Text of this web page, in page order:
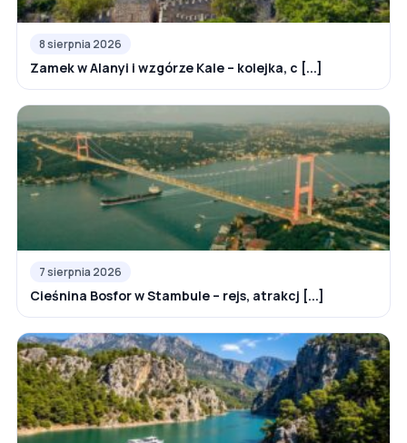
8 sierpnia 2026
Zamek w Alanyi i wzgórze Kale – kolejka, c [...]
7 sierpnia 2026
Cieśnina Bosfor w Stambule – rejs, atrakcj [...]